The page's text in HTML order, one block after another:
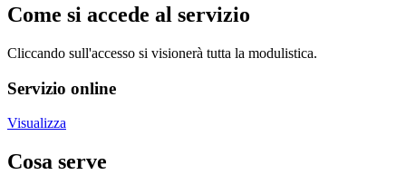
Come si accede al servizio
Cliccando sull'accesso si visionerà tutta la modulistica.
Servizio online
Visualizza
Cosa serve